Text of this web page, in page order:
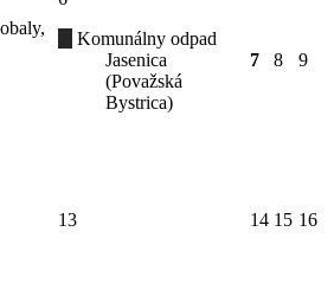
Komunálny odpad
Jasenica
(Považská
Bystrica)
7 8 9
13 14 15 16